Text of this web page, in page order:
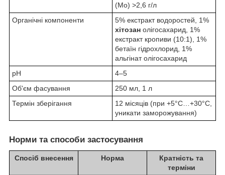
(Mo) >2,6 г/л
Органічні компоненти
5% екстракт водоростей, 1%
хітозан олігосахарид, 1%
екстракт кропиви (10:1), 1%
бетаїн гідрохлорид, 1%
альгінат олігосахарид
pH
4–5
Об'єм фасування
250 мл, 1 л
Термін зберігання
12 місяців (при +5°C…+30°C,
уникати заморожування)
Норми та способи застосування
Спосіб внесення Норма
Кратність та
терміни